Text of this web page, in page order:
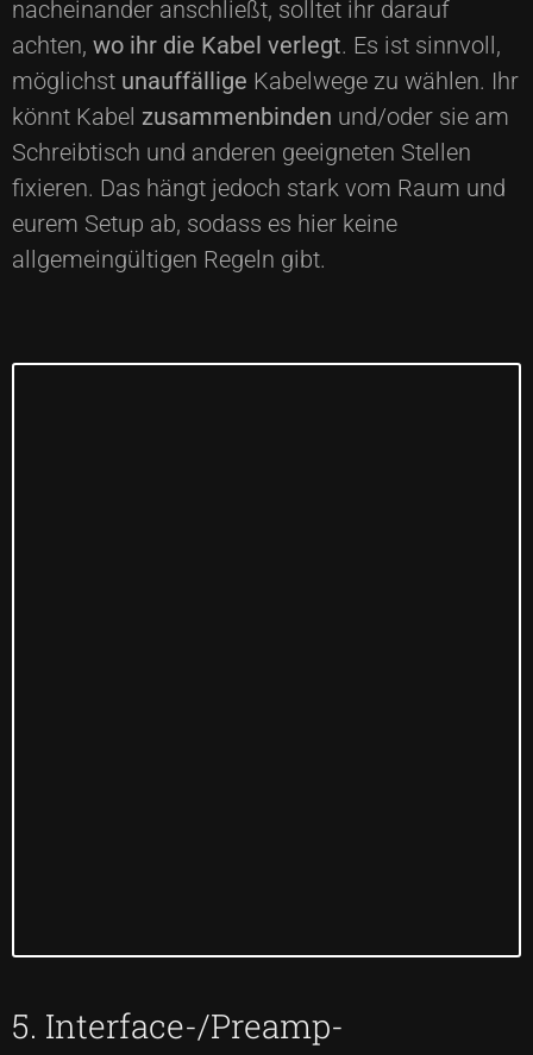
nacheinander anschließt, solltet ihr darauf
achten, wo ihr die Kabel verlegt. Es ist sinnvoll,
möglichst unauffällige Kabelwege zu wählen. Ihr
könnt Kabel zusammenbinden und/oder sie am
Schreibtisch und anderen geeigneten Stellen
fixieren. Das hängt jedoch stark vom Raum und
eurem Setup ab, sodass es hier keine
allgemeingültigen Regeln gibt.
5. Interface-/Preamp-